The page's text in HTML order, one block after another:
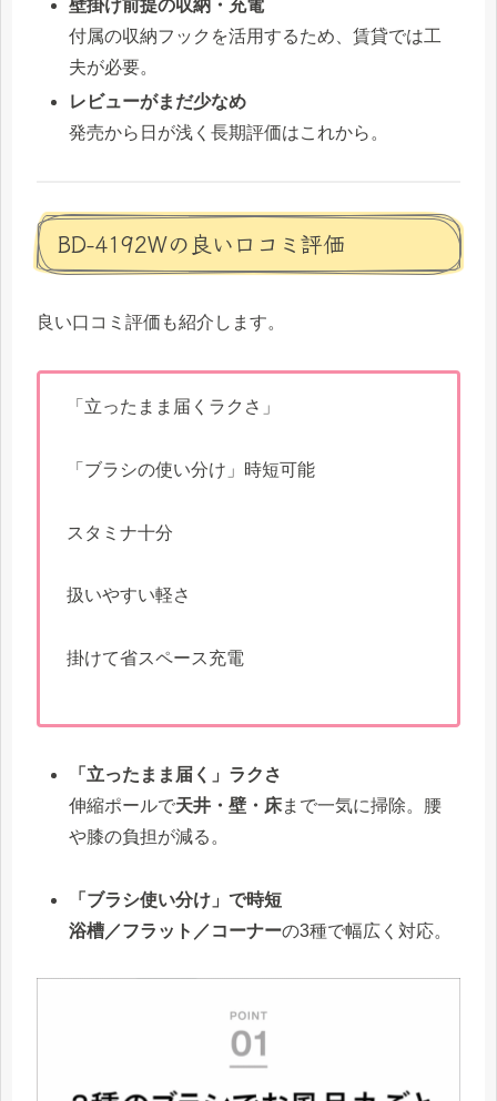
壁掛け前提の収納・充電
付属の収納フックを活用するため、賃貸では工
夫が必要。
レビューがまだ少なめ
発売から日が浅く長期評価はこれから。
BD-4192Wの良い口コミ評価
良い口コミ評価も紹介します。
「立ったまま届くラクさ」
「ブラシの使い分け」時短可能
スタミナ十分
扱いやすい軽さ
掛けて省スペース充電
「立ったまま届く」ラクさ
伸縮ポールで天井・壁・床まで一気に掃除。腰
や膝の負担が減る。
「ブラシ使い分け」で時短
浴槽／フラット／コーナーの3種で幅広く対応。